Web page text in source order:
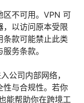
区不可用。VPN 可
，以访问原本受限
条款可能禁止此类
务条款。
公司内部网络，
性与合规性。若你
能帮助你在跨境工